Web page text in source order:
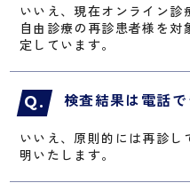
いいえ、現在オンライン診
自由診療の再診患者様を
定しています。
検査結果は電話
いいえ、原則的には再診
明いたします。